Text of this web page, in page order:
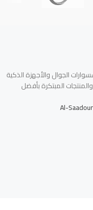
الجوال والأجهزة الذكية
المبتكرة بأفضل
Al-